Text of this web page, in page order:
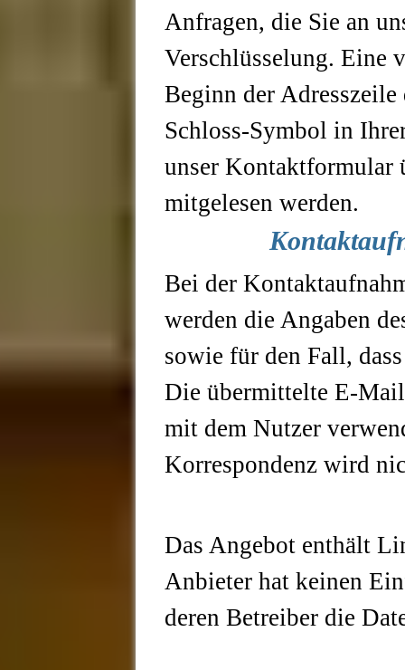
Anfragen, die Sie an
Verschlüsselung. Eine
Beginn der
Schloss-Symbol in
unser Kontaktformular
mitgelesen werden.
Bei der
werden die Angaben
sowie für den Fall,
Die übermittelte E-
mit dem Nutzer
Korrespondenz wird
Das Angebot enthält
Anbieter hat keinen
deren Betreiber die